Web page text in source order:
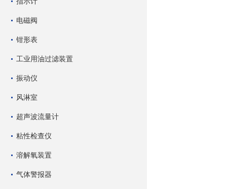
电磁阀
钳形表
工业用油过滤装置
振动仪
风淋室
超声波流量计
粘性检查仪
溶解氧装置
气体警报器